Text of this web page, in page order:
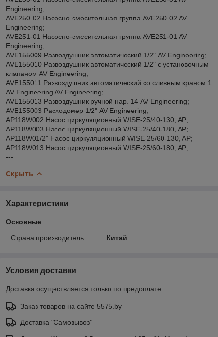
Engineering;
AVE250-02 Насосно-смесительная группа AVE250-02 AV
Engineering;
AVE251-01 Насосно-смесительная группа AVE251-01 AV
Engineering;
AVE155009 Развоздушник автоматический 1/2" AV Engineering;
AVE155010 Развоздушник автоматический 1/2" с установочным
клапаном AV Engineering;
AVE155011 Развоздушник автоматический со сливным краном 1
AV Engineering AV Engineering;
AVE155013 Развоздушник ручной нар. 14 AV Engineering;
AVE155003 Расходомер 1/2" AV Engineering;
AP118W002 Насос циркуляционный WISE-25/40-130, AP;
AP118W003 Насос циркуляционный WISE-25/40-180, AP;
AP118W01/2" Насос циркуляционный WISE-25/60-130, AP;
AP118W013 Насос циркуляционный WISE-25/60-180, AP;
---
Скрыть
Характеристики
Основные
Страна производитель Китай
Условия доставки
Доставка осуществляется только по предоплате.
Заказ товаров на сайте 5575.by
Доставка "Самовывоз"